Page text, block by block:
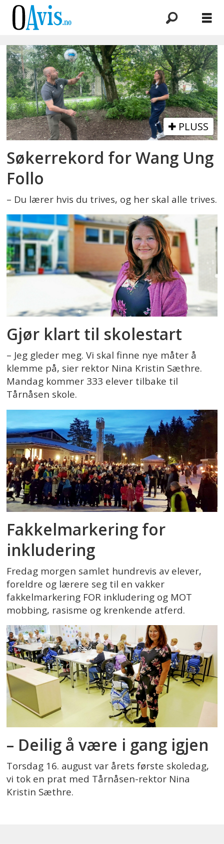
Emne:
nina
kristin
sæthre
PLUSS
Søkerrekord for Wang Ung
Follo
– Du lærer hvis du trives, og her skal alle trives.
Gjør klart til skolestart
– Jeg gleder meg. Vi skal finne nye måter å
klemme på, sier rektor Nina Kristin Sæthre.
Mandag kommer 333 elever tilbake til
Tårnåsen skole.
Fakkelmarkering for
inkludering
Fredag morgen samlet hundrevis av elever,
foreldre og lærere seg til en vakker
fakkelmarkering FOR inkludering og MOT
mobbing, rasisme og krenkende atferd.
– Deilig å være i gang igjen
Torsdag 16. august var årets første skoledag,
vi tok en prat med Tårnåsen-rektor Nina
Kristin Sæthre.